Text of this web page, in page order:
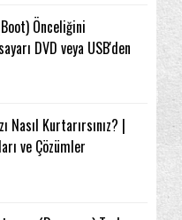
Önceliğini
DVD veya USB'den
Nasıl Kurtarırsınız? |
ve Çözümler